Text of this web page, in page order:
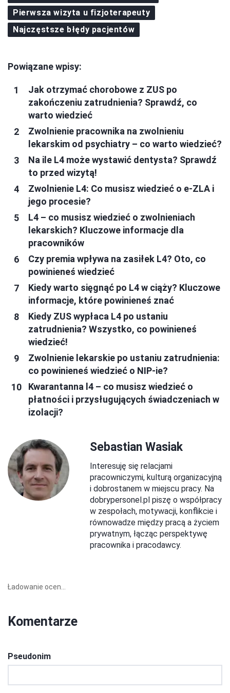
Pierwsza wizyta u fizjoterapeuty
Najczęstsze błędy pacjentów
Powiązane wpisy:
Jak otrzymać chorobowe z ZUS po
zakończeniu zatrudnienia? Sprawdź, co
warto wiedzieć
Zwolnienie pracownika na zwolnieniu
lekarskim od psychiatry – co warto wiedzieć?
Na ile L4 może wystawić dentysta? Sprawdź
to przed wizytą!
Zwolnienie L4: Co musisz wiedzieć o e-ZLA i
jego procesie?
L4 – co musisz wiedzieć o zwolnieniach
lekarskich? Kluczowe informacje dla
pracowników
Czy premia wpływa na zasiłek L4? Oto, co
powinieneś wiedzieć
Kiedy warto sięgnąć po L4 w ciąży? Kluczowe
informacje, które powinieneś znać
Kiedy ZUS wypłaca L4 po ustaniu
zatrudnienia? Wszystko, co powinieneś
wiedzieć!
Zwolnienie lekarskie po ustaniu zatrudnienia:
co powinieneś wiedzieć o NIP-ie?
Kwarantanna l4 – co musisz wiedzieć o
płatności i przysługujących świadczeniach w
izolacji?
Sebastian Wasiak
Interesuję się relacjami
pracowniczymi, kulturą organizacyjną
i dobrostanem w miejscu pracy. Na
dobrypersonel.pl piszę o współpracy
w zespołach, motywacji, konflikcie i
równowadze między pracą a życiem
prywatnym, łącząc perspektywę
pracownika i pracodawcy.
Ładowanie ocen...
Komentarze
Pseudonim